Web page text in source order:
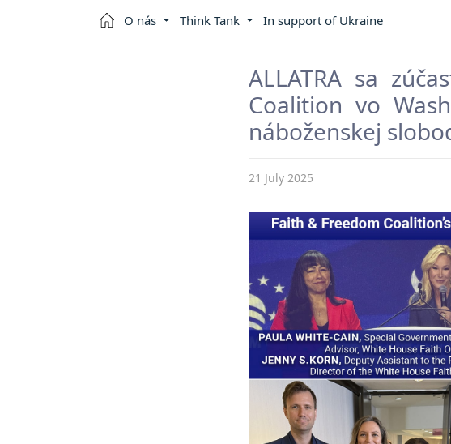
O nás Think Tank In support of Ukraine
ALLATRA sa
Coalition vo
náboženskej
21 July 2025